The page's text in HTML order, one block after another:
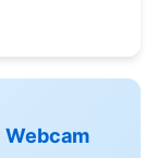
Webcam